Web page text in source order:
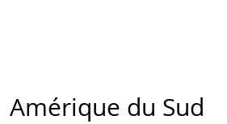
Amérique du Sud